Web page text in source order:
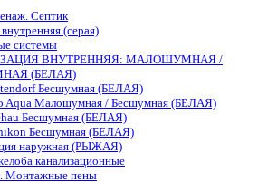
Септик
(серая)
системы
ВНУТРЕННЯЯ: МАЛОШУМНАЯ /
(БЕЛАЯ)
Бесшумная (БЕЛАЯ)
Aqua Малошумная / Бесшумная (БЕЛАЯ)
Бесшумная (БЕЛАЯ)
Бесшумная (БЕЛАЯ)
наружная (РЫЖАЯ)
канализационные
Монтажные пены